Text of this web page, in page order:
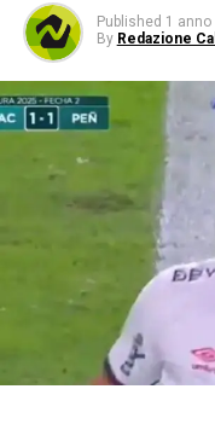
Published 1 anno
By Redazione